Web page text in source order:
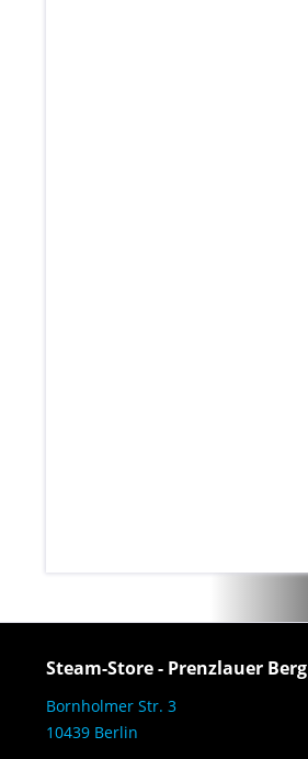
Steam-Store - Prenzlauer Berg
Bornholmer Str. 3
10439 Berlin